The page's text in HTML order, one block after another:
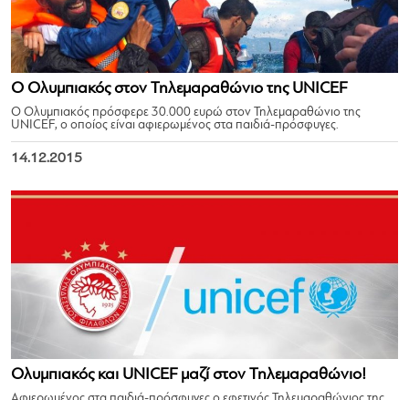
Ο Ολυμπιακός στον Τηλεμαραθώνιο της UNICEF
Ο Ολυμπιακός πρόσφερε 30.000 ευρώ στον Τηλεμαραθώνιο της
UNICEF, ο οποίος είναι αφιερωμένος στα παιδιά-πρόσφυγες.
14.12.2015
Ολυμπιακός και UNICEF μαζί στον Τηλεμαραθώνιο!